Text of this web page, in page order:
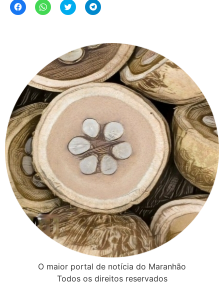
Clique
para
Clique
para
Clique
para
nova
janela)
Clique
para
nova
janela)
O maior portal de notícia do Maranhão
Todos os direitos reservados